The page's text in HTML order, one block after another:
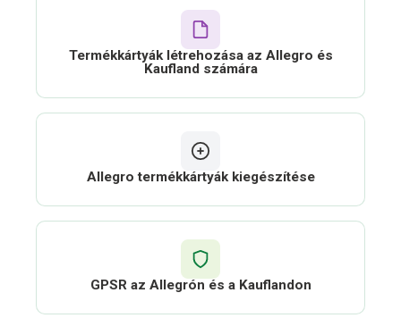
Termékkártyák létrehozása az Allegro és
Kaufland számára
Allegro termékkártyák kiegészítése
GPSR az Allegrón és a Kauflandon